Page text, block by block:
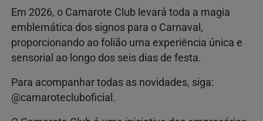
Em 2026, o Camarote Club levará toda a magia
emblemática dos signos para o Carnaval,
proporcionando ao folião uma experiência única e
sensorial ao longo dos seis dias de festa.
Para acompanhar todas as novidades, siga:
@camarotecluboficial.